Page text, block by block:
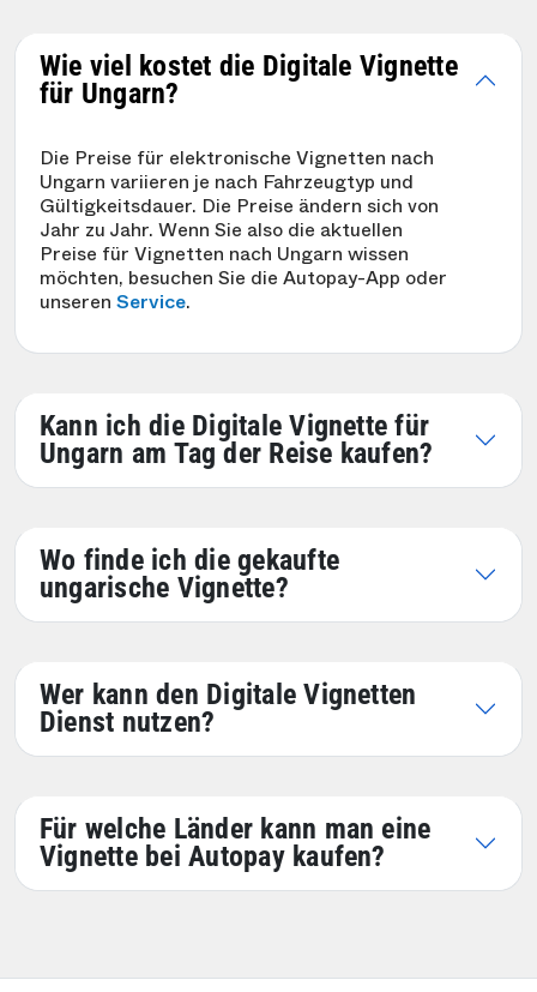
Wie viel kostet die Digitale Vignette
für Ungarn?
Die Preise für elektronische Vignetten nach
Ungarn variieren je nach Fahrzeugtyp und
Gültigkeitsdauer. Die Preise ändern sich von
Jahr zu Jahr. Wenn Sie also die aktuellen
Preise für Vignetten nach Ungarn wissen
möchten, besuchen Sie die Autopay-App oder
unseren Service.
Kann ich die Digitale Vignette für
Ungarn am Tag der Reise kaufen?
Wo finde ich die gekaufte
ungarische Vignette?
Wer kann den Digitale Vignetten
Dienst nutzen?
Für welche Länder kann man eine
Vignette bei Autopay kaufen?